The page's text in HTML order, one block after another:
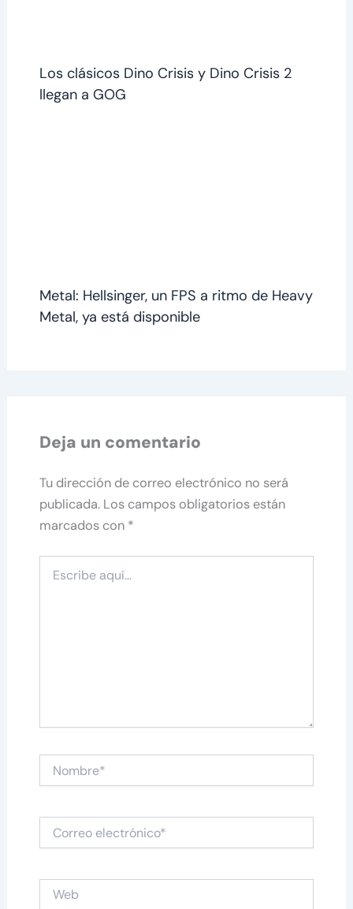
Los clásicos Dino Crisis y Dino Crisis 2
llegan a GOG
Metal: Hellsinger, un FPS a ritmo de Heavy
Metal, ya está disponible
Deja un comentario
Tu dirección de correo electrónico no será
publicada. Los campos obligatorios están
marcados con *
aquí...
electrónico*